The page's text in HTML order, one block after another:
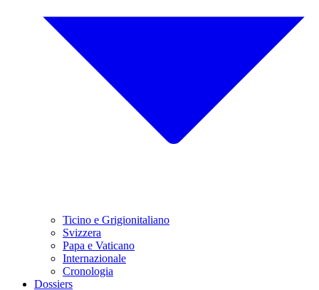
Ticino e Grigionitaliano
Svizzera
Papa e Vaticano
Internazionale
Cronologia
Dossiers